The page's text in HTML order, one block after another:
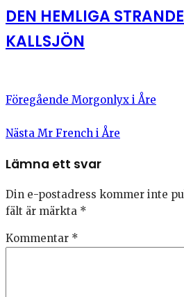
DEN HEMLIGA
KALLSJÖN
Föregående Morgonlyx i Åre
Nästa Mr French i Åre
Lämna ett svar
Din e-postadress kommer inte
fält är märkta *
Kommentar *